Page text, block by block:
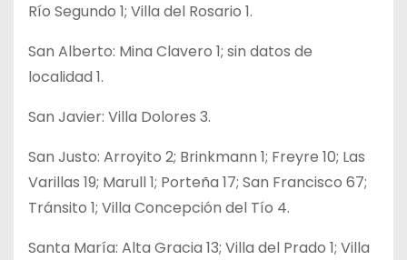
Río Segundo 1; Villa del Rosario 1.
San Alberto: Mina Clavero 1; sin datos de
localidad 1.
San Javier: Villa Dolores 3.
San Justo: Arroyito 2; Brinkmann 1; Freyre 10; Las
Varillas 19; Marull 1; Porteña 17; San Francisco 67;
Tránsito 1; Villa Concepción del Tío 4.
Santa María: Alta Gracia 13; Villa del Prado 1; Villa